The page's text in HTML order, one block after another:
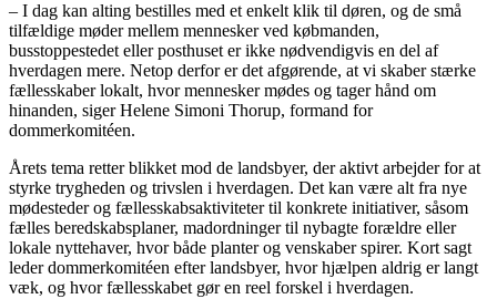
– I dag kan alting bestilles med et enkelt klik til døren, og de små
tilfældige møder mellem mennesker ved købmanden,
busstoppestedet eller posthuset er ikke nødvendigvis en del af
hverdagen mere. Netop derfor er det afgørende, at vi skaber stærke
fællesskaber lokalt, hvor mennesker mødes og tager hånd om
hinanden, siger Helene Simoni Thorup, formand for
dommerkomitéen.
Årets tema retter blikket mod de landsbyer, der aktivt arbejder for at
styrke trygheden og trivslen i hverdagen. Det kan være alt fra nye
mødesteder og fællesskabsaktiviteter til konkrete initiativer, såsom
fælles beredskabsplaner, madordninger til nybagte forældre eller
lokale nyttehaver, hvor både planter og venskaber spirer. Kort sagt
leder dommerkomitéen efter landsbyer, hvor hjælpen aldrig er langt
væk, og hvor fællesskabet gør en reel forskel i hverdagen.